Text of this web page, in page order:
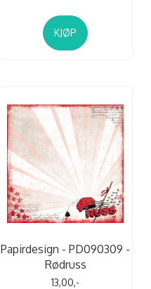
KJØP
Papirdesign - PD090309 -
Rødruss
13,00,-